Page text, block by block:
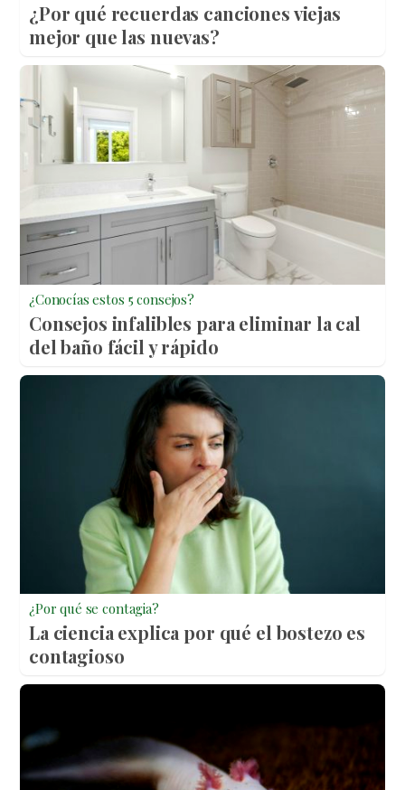
¿Por qué recuerdas canciones viejas
mejor que las nuevas?
¿Conocías estos 5 consejos?
Consejos infalibles para eliminar la cal
del baño fácil y rápido
¿Por qué se contagia?
La ciencia explica por qué el bostezo es
contagioso